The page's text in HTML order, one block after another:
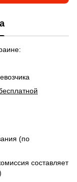
(по
составляет